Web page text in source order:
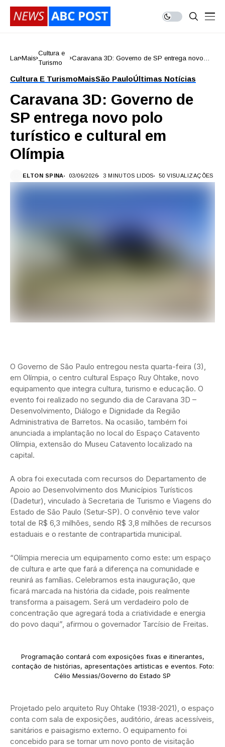
Lar Mais
Cultura e
Turismo
Caravana 3D: Governo de SP entrega novo
Cultura E TurismoMaisSão PauloÚltimas Notícias
Caravana 3D: Governo de
SP entrega novo polo
turístico e cultural em
Olímpia
ELTON SPINA 03/06/2026 3 MINUTOS LIDOS 50 VISUALIZAÇÕES
O Governo de São Paulo entregou nesta quarta-feira (3),
em Olímpia, o centro cultural Espaço Ruy Ohtake, novo
equipamento que integra cultura, turismo e educação. O
evento foi realizado no segundo dia de Caravana 3D –
Desenvolvimento, Diálogo e Dignidade da Região
Administrativa de Barretos. Na ocasião, também foi
anunciada a implantação no local do Espaço Catavento
Olímpia, extensão do Museu Catavento localizado na
capital.
A obra foi executada com recursos do Departamento de
Apoio ao Desenvolvimento dos Municípios Turísticos
(Dadetur), vinculado à Secretaria de Turismo e Viagens do
Estado de São Paulo (Setur-SP). O convênio teve valor
total de R$ 6,3 milhões, sendo R$ 3,8 milhões de recursos
estaduais e o restante de contrapartida municipal.
“Olímpia merecia um equipamento como este: um espaço
de cultura e arte que fará a diferença na comunidade e
reunirá as famílias. Celebramos esta inauguração, que
ficará marcada na história da cidade, pois realmente
transforma a paisagem. Será um verdadeiro polo de
concentração que agregará toda a criatividade e energia
do povo daqui”, afirmou o governador Tarcísio de Freitas.
Programação contará com exposições fixas e itinerantes,
contação de histórias, apresentações artísticas e eventos. Foto:
Célio Messias/Governo do Estado SP
Projetado pelo arquiteto Ruy Ohtake (1938-2021), o espaço
conta com sala de exposições, auditório, áreas acessíveis,
sanitários e paisagismo externo. O equipamento foi
concebido para se tornar um novo ponto de visitação